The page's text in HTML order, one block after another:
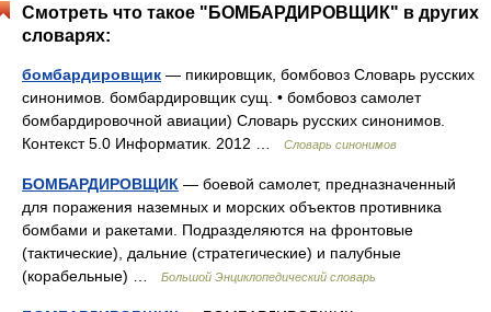
Смотреть что такое "БОМБАРДИРОВЩИК" в других
словарях:
бомбардировщик — пикировщик, бомбовоз Словарь русских
синонимов. бомбардировщик сущ. • бомбовоз самолет
бомбардировочной авиации) Словарь русских синонимов.
Контекст 5.0 Информатик. 2012 …
Словарь синонимов
БОМБАРДИРОВЩИК — боевой самолет, предназначенный
для поражения наземных и морских объектов противника
бомбами и ракетами. Подразделяются на фронтовые
(тактические), дальние (стратегические) и палубные
(корабельные) …
Большой Энциклопедический словарь